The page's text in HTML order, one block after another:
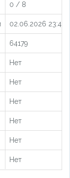
0 / 8
02.06.2026
64179
Нет
Нет
Нет
Нет
Нет
Нет